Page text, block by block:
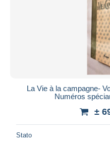
La Vie à la campagne-
Numéros
±
Stato